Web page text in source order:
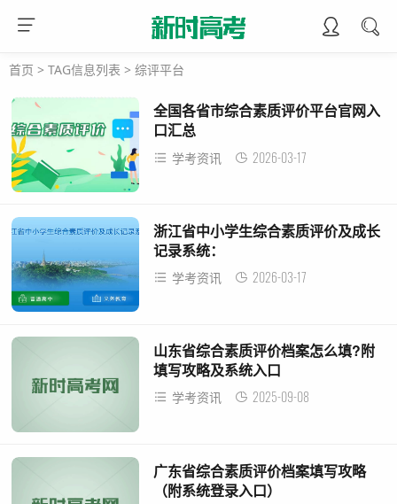
首页 > TAG信息列表 > 综评平台
全国各省市综合素质评价平台官网入
口汇总
学考资讯 2026-03-17
浙江省中小学生综合素质评价及成长
记录系统：
https://pjglpt.zjedu.gov.cn/
学考资讯 2026-03-17
山东省综合素质评价档案怎么填?附
填写攻略及系统入口
学考资讯 2025-09-08
广东省综合素质评价档案填写攻略
（附系统登录入口）